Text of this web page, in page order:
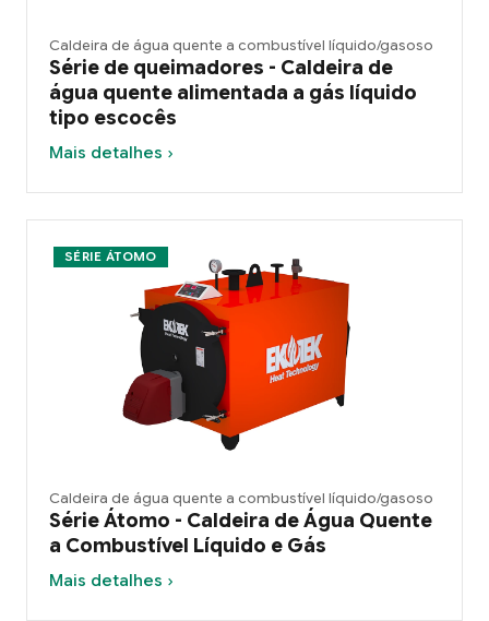
Caldeira de água quente a combustível líquido/gasoso
Série de queimadores - Caldeira de
água quente alimentada a gás líquido
tipo escocês
Mais detalhes ›
SÉRIE ÁTOMO
Caldeira de água quente a combustível líquido/gasoso
Série Átomo - Caldeira de Água Quente
a Combustível Líquido e Gás
Mais detalhes ›